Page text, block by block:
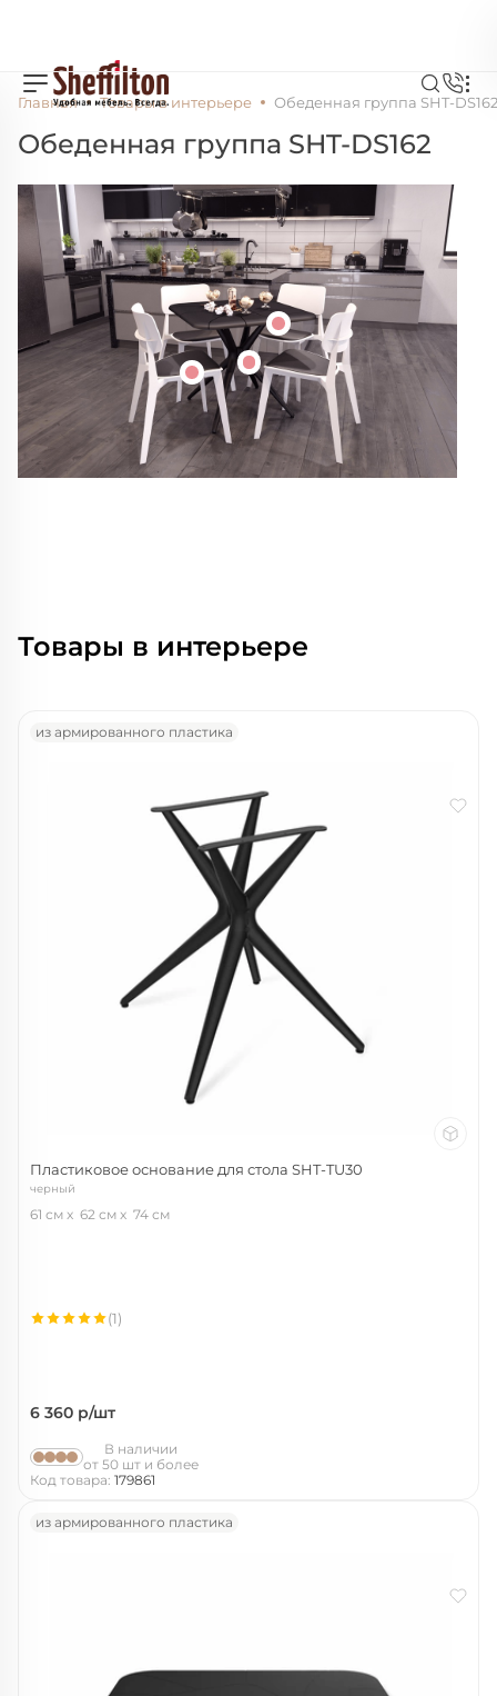
Главная Товары в интерьере Обеденная группа SHT-DS162
Обеденная группа SHT-DS162
Товары в интерьере
из армированного пластика
Пластиковое основание для стола SHT-TU30
черный
61 см 62 см 74 см
6 360 р/шт
(1)
В наличии
от 50 шт и более
Код товара: 179861
из армированного пластика